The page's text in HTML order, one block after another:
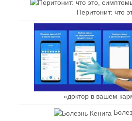
Перитонит: что
«доктор в вашем